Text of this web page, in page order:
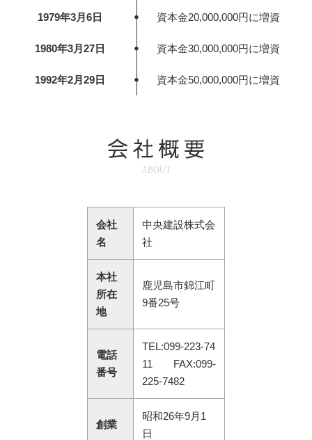
1979年3月6日 ・ 資本金20,000,000円に増資
1980年3月27日 ・ 資本金30,000,000円に増資
1992年2月29日 ・ 資本金50,000,000円に増資
ABOUT
会社
名
中央建設株式会
社
本社
所在
地
鹿児島市錦江町
9番25号
電話
番号
TEL:099-223-74
11 FAX:099-
225-7482
創業
昭和26年9月1
日